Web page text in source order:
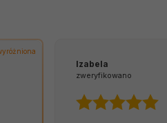
Izabela
zweryfikowano